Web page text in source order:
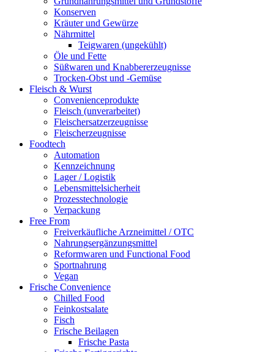
Konserven
Kräuter und Gewürze
Nährmittel
Teigwaren (ungekühlt)
Öle und Fette
Süßwaren und Knabbererzeugnisse
Trocken-Obst und -Gemüse
Fleisch & Wurst
Convenienceprodukte
Fleisch (unverarbeitet)
Fleischersatzerzeugnisse
Fleischerzeugnisse
Foodtech
Automation
Kennzeichnung
Lager / Logistik
Lebensmittelsicherheit
Prozesstechnologie
Verpackung
Free From
Freiverkäufliche Arzneimittel / OTC
Nahrungsergänzungsmittel
Reformwaren und Functional Food
Sportnahrung
Vegan
Frische Convenience
Chilled Food
Feinkostsalate
Fisch
Frische Beilagen
Frische Pasta